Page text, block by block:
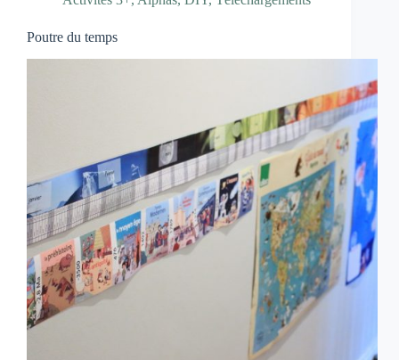
Poutre du temps